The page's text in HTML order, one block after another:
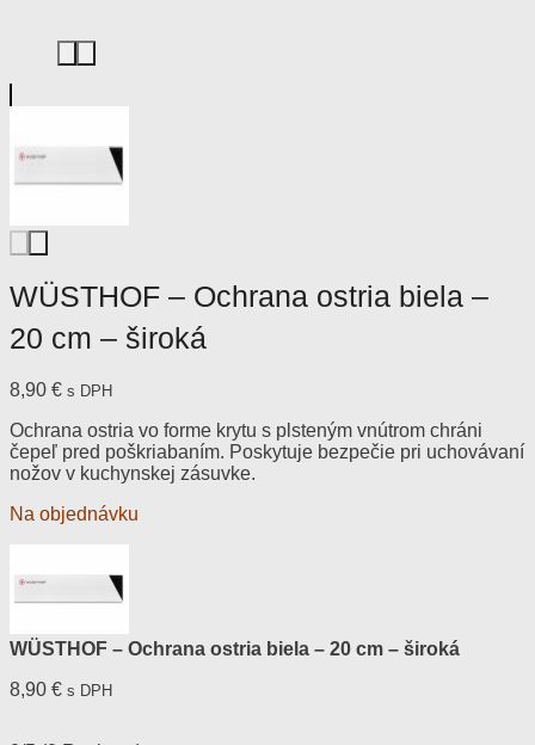
WÜSTHOF – Ochrana ostria biela –
20 cm – široká
8,90 € s DPH
Ochrana ostria vo forme krytu s plsteným vnútrom chráni
čepeľ pred poškriabaním. Poskytuje bezpečie pri uchovávaní
nožov v kuchynskej zásuvke.
Na objednávku
WÜSTHOF – Ochrana ostria biela – 20 cm – široká
8,90 € s DPH